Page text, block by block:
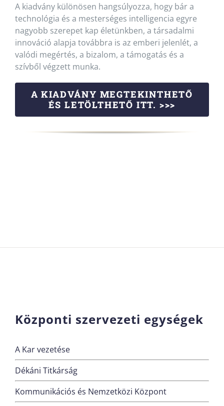
A kiadvány különösen hangsúlyozza, hogy bár a
technológia és a mesterséges intelligencia egyre
nagyobb szerepet kap életünkben, a társadalmi
innováció alapja továbbra is az emberi jelenlét, a
valódi megértés, a bizalom, a támogatás és a
szívből végzett munka.
A KIADVÁNY MEGTEKINTHETŐ
ÉS LETÖLTHETŐ ITT. >>>
Központi szervezeti egységek
A Kar vezetése
Dékáni Titkárság
Kommunikációs és Nemzetközi Központ